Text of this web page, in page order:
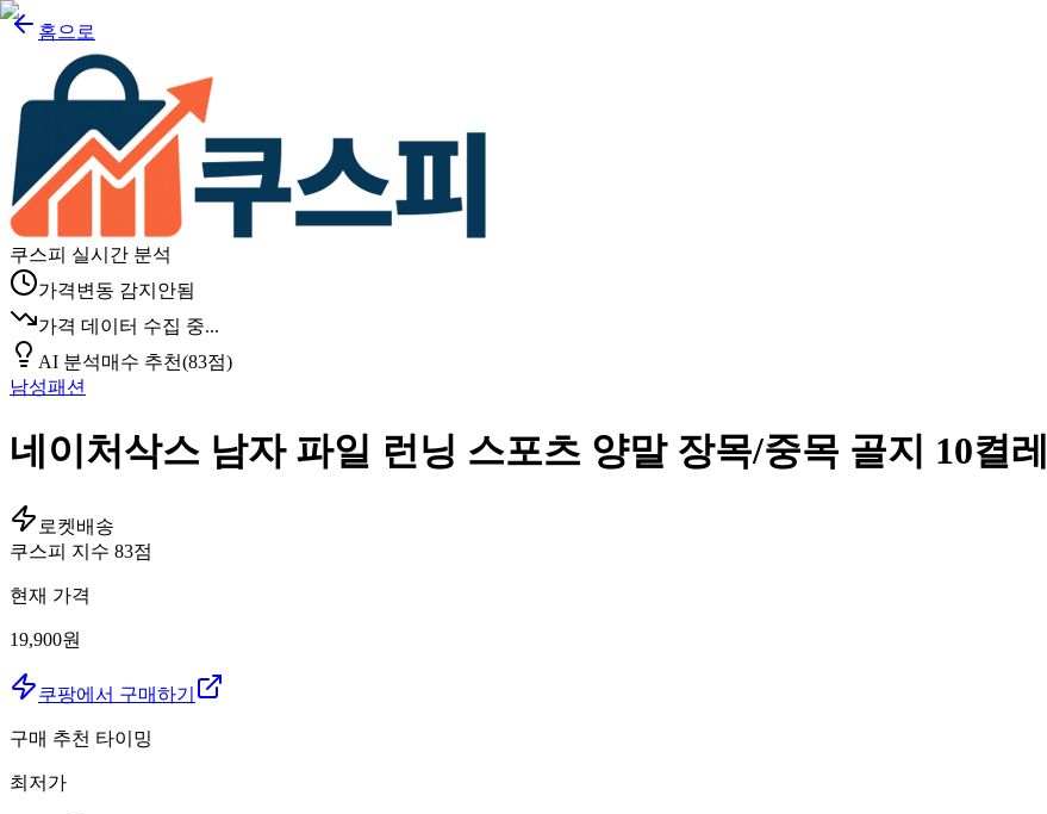
홈으로
쿠스피 실시간 분석
가격변동 감지안됨
가격 데이터 수집 중...
AI 분석매수 추천(83점)
남성패션
네이처삭스 남자 파일 런닝 스포츠 양말 장목/중목 골지 10켤레
로켓배송
쿠스피 지수 83점
현재 가격
19,900원
쿠팡에서 구매하기
구매 추천 타이밍
최저가